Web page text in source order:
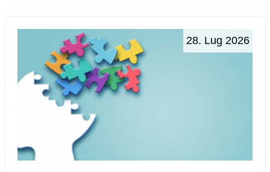
28. Lug 2026